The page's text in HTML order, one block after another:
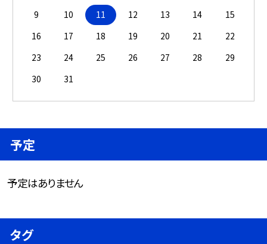
9
10 11 12 13 14
15
16
17 18 19 20 21
22
23
24 25 26 27 28
29
30
31
予定
予定はありません
タグ